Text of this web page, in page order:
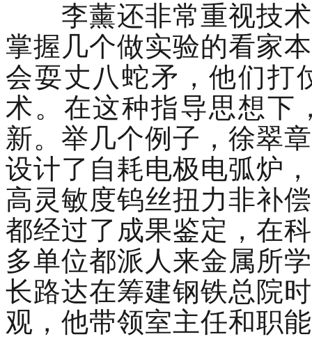
李薰还非常重视技术
掌握几个做实验的看家
会耍丈八蛇矛，他们打
术。在这种指导思想下
新。举几个例子，徐翠
设计了自耗电极电弧炉
高灵敏度钨丝扭力非补
都经过了成果鉴定，在
多单位都派人来金属所
长路达在筹建钢铁总院
观，他带领室主任和职